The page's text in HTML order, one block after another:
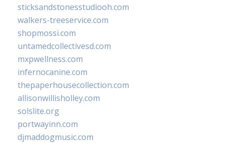
sticksandstonesstudiooh.com
walkers-treeservice.com
shopmossi.com
untamedcollectivesd.com
mxpwellness.com
infernocanine.com
thepaperhousecollection.com
allisonwillisholley.com
solslite.org
portwayinn.com
djmaddogmusic.com